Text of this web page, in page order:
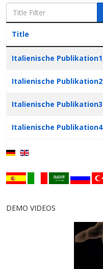
Title
Italienische Publikation1
Italienische Publikation2
Italienische Publikation3
Italienische Publikation4
DEMO VIDEOS